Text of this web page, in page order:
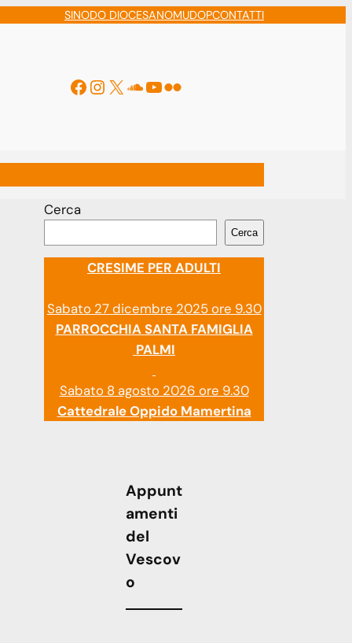
SINODO DIOCESANOMUDOPCONTATTI
Facebook
Instagram
X Soundcloud
YouTube
Flickr
Cerca
Cerca
CRESIME PER ADULTI
Sabato 27 dicembre 2025 ore 9.30
PARROCCHIA SANTA FAMIGLIA
PALMI
Sabato 8 agosto 2026 ore 9.30
Cattedrale Oppido Mamertina
Appunt
amenti
del
Vescov
o